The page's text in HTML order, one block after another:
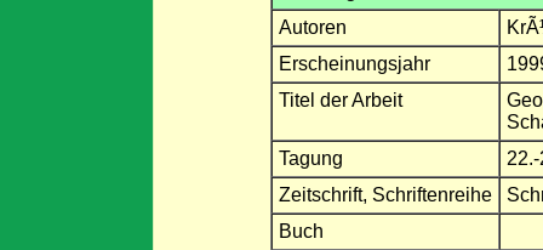
Autoren
Erscheinungsjahr
Titel der Arbeit
Tagung
Zeitschrift, Schriftenreihe
Buch